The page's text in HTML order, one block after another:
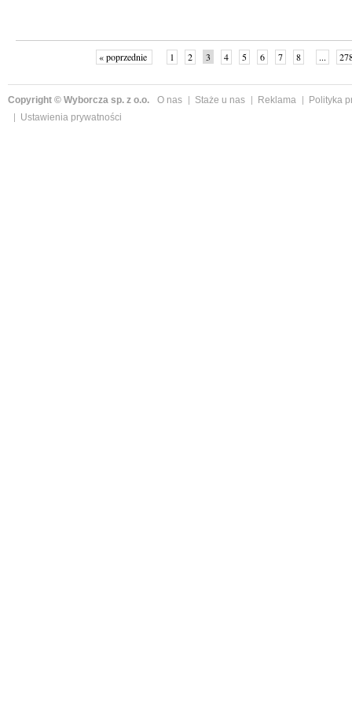
« poprzednie 1 2 3 4 5 6 7 8 ...
Copyright © Wyborcza sp. z o.o. O nas Staże u nas Reklama
Polityka
Ustawienia prywatności